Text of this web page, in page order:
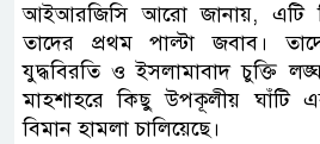
আইআরজিসি আরো জানায়, এটি
তাদের প্রথম পাল্টা জবাব।
যুদ্ধবিরতি ও ইসলামাবাদ চুক্তি
মাহশাহরে কিছু উপকূলীয় ঘাঁটি
বিমান হামলা চালিয়েছে।